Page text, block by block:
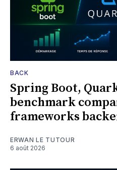
BACK
Spring Boot,
benchmark
frameworks
ERWAN LE TUTOUR
6 août 2026